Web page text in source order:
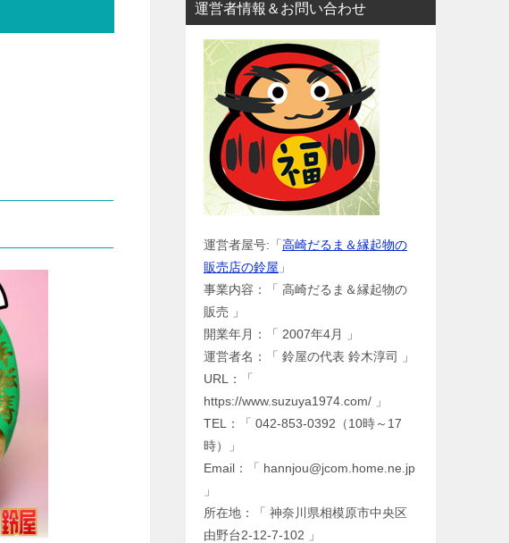
運営者情報＆お問い合わせ
運営者屋号:「 高崎だるま＆縁起物の
販売店の鈴屋 」
事業内容：「 高崎だるま＆縁起物の
販売 」
開業年月：「 2007年4月 」
運営者名：「 鈴屋の代表 鈴木淳司 」
URL：「
https://www.suzuya1974.com/ 」
TEL：「 042-853-0392（10時～17
時）」
Email：「 hannjou@jcom.home.ne.jp
」
所在地：「 神奈川県相模原市中央区
由野台2-12-7-102 」